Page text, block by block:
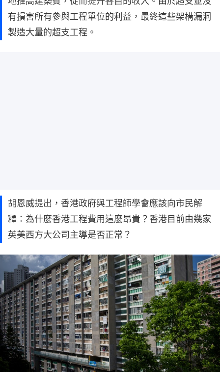
有損害所有參與工程單位的利益，最終這些架構漏洞
製造大量的超支工程。
胡恩威提出，香港政府與工程師學會應該向市民解
釋：為什麼香港工程費用這麼昂貴？香港目前由幾家
英美西方大公司主導是否正常？